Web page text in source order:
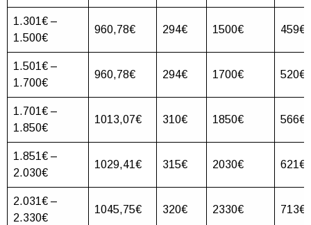
1.301€ –
1.500€
960,78€ 294€ 1500€ 459€
1.501€ –
1.700€
960,78€ 294€ 1700€ 520€
1.701€ –
1.850€
1013,07€ 310€ 1850€ 566€
1.851€ –
2.030€
1029,41€ 315€ 2030€ 621€
2.031€ –
2.330€
1045,75€ 320€ 2330€ 713€